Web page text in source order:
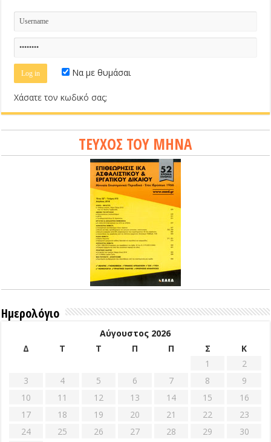
Να με θυμάσαι
Χάσατε τον κωδικό σας;
ΤΕΥΧΟΣ ΤΟΥ ΜΗΝΑ
Ημερολόγιο
Αύγουστος 2026
Δ
Τ Τ Π Π Σ
Κ
1
2
3
4 5 6 7 8
9
10
11 12 13 14 15
16
17
18 19 20 21 22
23
24
25 26 27 28 29
30